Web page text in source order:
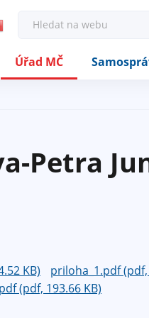
a
Úřad MČ
Petra
KB)
priloha_1.pdf (pdf,
(pdf, 193.66 KB)